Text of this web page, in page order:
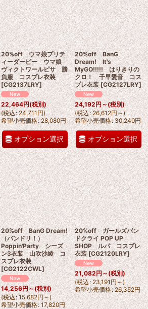
20%off ウマ娘プリテ
ィーダービー ウマ娘
ヴィクトワールピサ 勝
負服 コスプレ衣装
[CG2137LRY]
22,464円(税別)
(税込: 24,711円)
希望小売価格: 28,080円
オプション選択
20%off BanG
Dream! It's
MyGO!!!!! はりきりの
クロ！ 千早愛音 コス
プレ衣装 [CG2127LRY]
24,192円～(税別)
(税込: 26,612円～)
希望小売価格: 30,240円
オプション選択
20%off BanG Dream!
（バンドリ！）
Poppin'Party シーズ
ン3衣装 山吹沙綾 コ
スプレ衣装
[CG2122CWL]
14,256円～(税別)
(税込 : 15,682円～)
希望小売価格: 17,820円
20%off ガールズバン
ドクライ POP UP
SHOP ルパ コスプレ
衣装 [CG2120LRY]
21,082円～(税別)
(税込 : 23,191円～)
希望小売価格: 26,352円